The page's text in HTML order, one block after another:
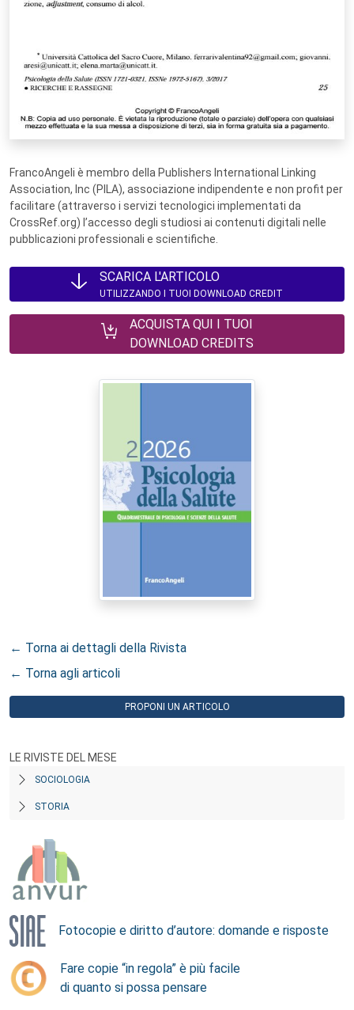
FrancoAngeli è membro della Publishers International Linking
Association, Inc (PILA), associazione indipendente e non profit per
facilitare (attraverso i servizi tecnologici implementati da
CrossRef.org) l’accesso degli studiosi ai contenuti digitali nelle
pubblicazioni professionali e scientifiche.
SCARICA L'ARTICOLO
UTILIZZANDO I TUOI DOWNLOAD CREDIT
ACQUISTA QUI I TUOI
DOWNLOAD CREDITS
← Torna ai dettagli della Rivista
← Torna agli articoli
PROPONI UN ARTICOLO
LE RIVISTE DEL MESE
SOCIOLOGIA
STORIA
Fotocopie e diritto d’autore: domande e risposte
Fare copie “in regola” è più facile
di quanto si possa pensare